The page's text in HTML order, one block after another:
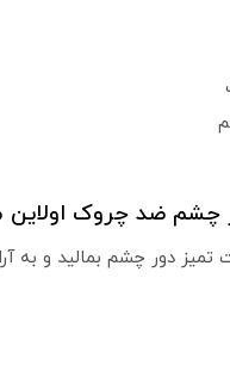
چشم ضد چروک اولاین
تمیز دور چشم بمالید و به